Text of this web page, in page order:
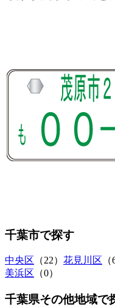
千葉市で探す
中央区 （22） 花見川区 （
美浜区 （0）
千葉県その他地域で